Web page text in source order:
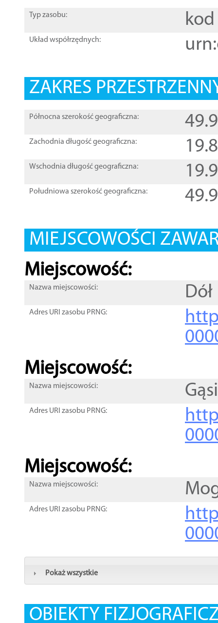
Typ zasobu: kod
Układ współrzędnych:
ZAKRES
Północna szerokość geograficzna:
Zachodnia długość geograficzna:
Wschodnia długość geograficzna:
Południowa szerokość geograficzna:
MIEJSCOWOŚCI
Miejscowość:
Nazwa miejscowości: Dół
Adres URI zasobu PRNG:
Miejscowość:
Nazwa miejscowości:
Adres URI zasobu PRNG:
Miejscowość:
Nazwa miejscowości:
Adres URI zasobu PRNG:
Pokaż wszystkie
OBIEKTY